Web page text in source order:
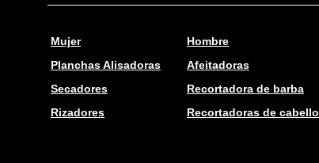
Mujer
Planchas Alisadoras
Secadores
Rizadores
Hombre
Afeitadoras
Recortadora de barba
Recortadoras de cabello